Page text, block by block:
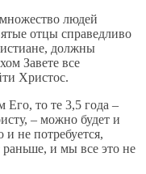
людей
отцы справедливо
должны
Завете все
Христос.
то те 3,5 года –
– можно будет и
не потребуется,
раньше, и мы все это не